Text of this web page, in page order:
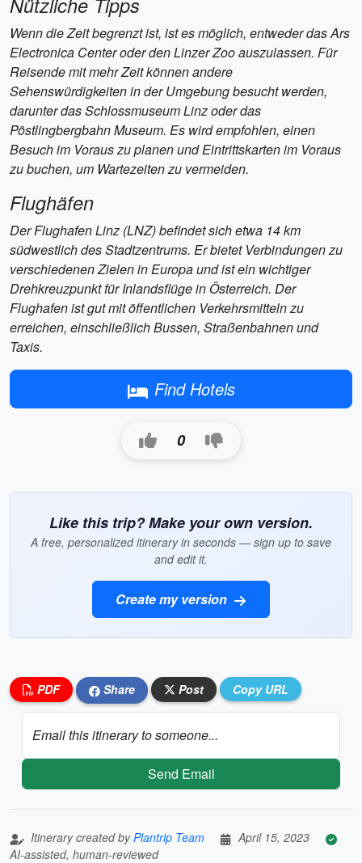
Wenn die Zeit begrenzt ist, ist es möglich, entweder das Ars
Electronica Center oder den Linzer Zoo auszulassen. Für
Reisende mit mehr Zeit können andere
Sehenswürdigkeiten in der Umgebung besucht werden,
darunter das Schlossmuseum Linz oder das
Pöstlingbergbahn Museum. Es wird empfohlen, einen
Besuch im Voraus zu planen und Eintrittskarten im Voraus
zu buchen, um Wartezeiten zu vermeiden.
Flughäfen
Der Flughafen Linz (LNZ) befindet sich etwa 14 km
südwestlich des Stadtzentrums. Er bietet Verbindungen zu
verschiedenen Zielen in Europa und ist ein wichtiger
Drehkreuzpunkt für Inlandsflüge in Österreich. Der
Flughafen ist gut mit öffentlichen Verkehrsmitteln zu
erreichen, einschließlich Bussen, Straßenbahnen und
Taxis.
Find Hotels
0
Like this trip? Make your own version.
A free, personalized itinerary in seconds — sign up to save
and edit it.
Create my version
PDF Share Post Copy URL
Email this itinerary to someone...
Send Email
Itinerary created byPlantrip Team
April 15, 2023
AI-assisted, human-reviewed